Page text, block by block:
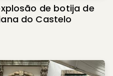
de botija de
do Castelo